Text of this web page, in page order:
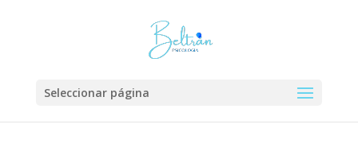
Seleccionar página